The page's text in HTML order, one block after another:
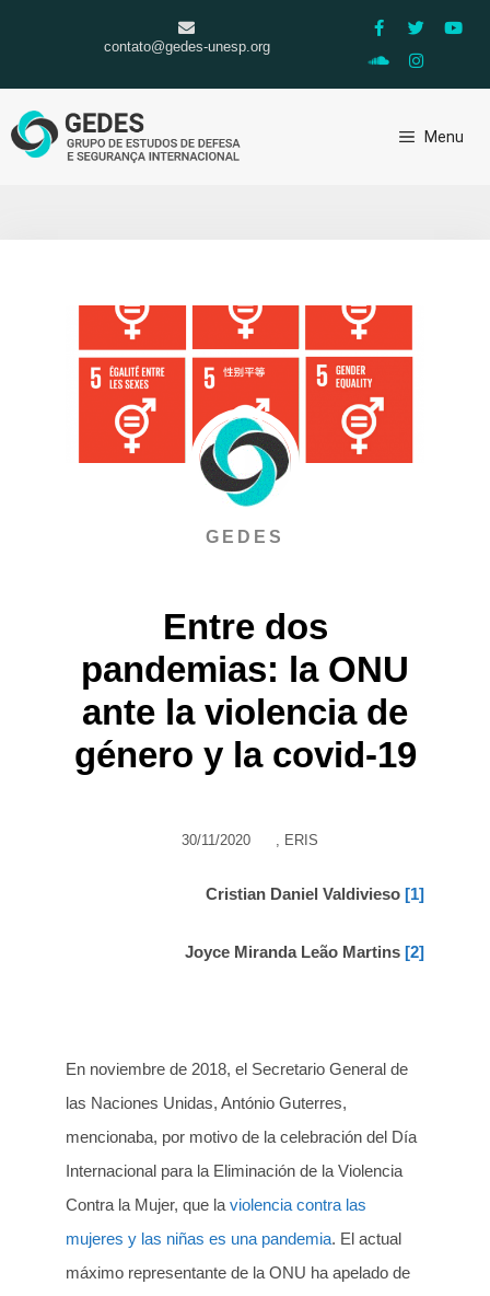
contato@gedes-unesp.org
Menu
GEDES
Entre dos
pandemias: la ONU
ante la violencia de
género y la covid-19
30/11/2020 ERIS
Cristian Daniel Valdivieso [1]
Joyce Miranda Leão Martins [2]
En noviembre de 2018, el Secretario General de
las Naciones Unidas, António Guterres,
mencionaba, por motivo de la celebración del Día
Internacional para la Eliminación de la Violencia
Contra la Mujer, que la violencia contra las
mujeres y las niñas es una pandemia. El actual
máximo representante de la ONU ha apelado de